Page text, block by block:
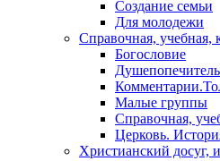
Создание семьи
Для молодежи
Справочная, учебная,
Богословие
Малые группы
Справочная,
Церковь.
Христианский досуг,